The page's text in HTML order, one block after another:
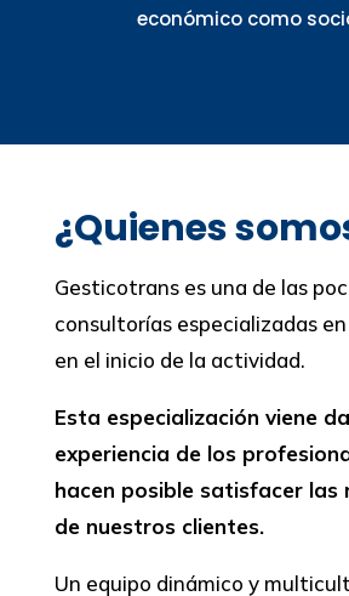
económico como
¿Quienes
Gesticotrans es una de las
consultorías especializadas
en el inicio de la actividad.
Esta especialización viene
experiencia de los
hacen posible satisfacer las
de nuestros clientes.
Un equipo dinámico y